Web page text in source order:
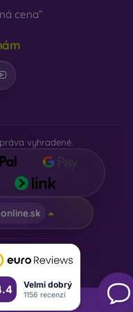
Velmi dobrý
1156 recenzí
zaujímavých
materiálov. Stačí si
cena”
vyhradené.
byEurion